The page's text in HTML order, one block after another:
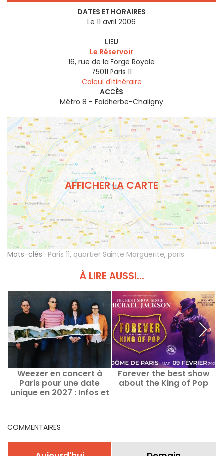
DATES ET HORAIRES
Le 11 avril 2006
LIEU
Le Réservoir
16, rue de la Forge Royale
75011 Paris 11
Calcul d'itinéraire
ACCÈS
Métro 8 - Faidherbe-Chaligny
AFFICHER LA CARTE
Mots-clés : Paris 11, quartier Sainte Marguerite, paris
À LIRE AUSSI...
Weezer en concert à
Paris pour une date
unique en 2027 : Infos et
Forever the best show
about the King of Pop
COMMENTAIRES